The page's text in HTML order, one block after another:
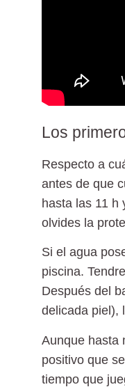
Los
Respecto a
antes de que
hasta las 11 h
olvides la
Si el agua
piscina.
Después del
delicada piel),
Aunque hasta
positivo que
tiempo que